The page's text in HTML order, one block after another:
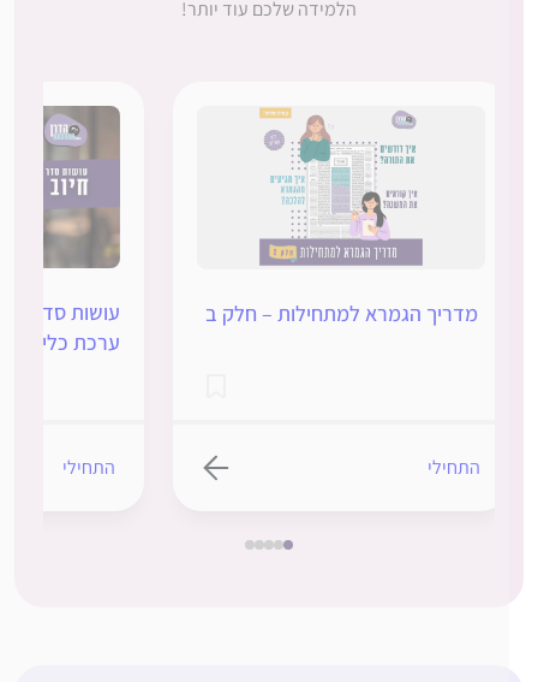
הלמידה שלכם עוד יותר!
מדריך הגמרא למתחילות – חלק ב
התחילי
עושות סדר
ערכת כלים
התחילי